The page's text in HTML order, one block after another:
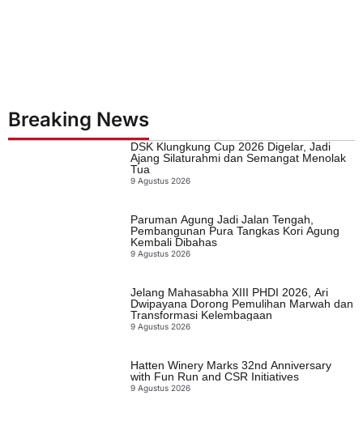
Breaking News
DSK Klungkung Cup 2026 Digelar, Jadi
Ajang Silaturahmi dan Semangat Menolak
Tua
9 Agustus 2026
Paruman Agung Jadi Jalan Tengah,
Pembangunan Pura Tangkas Kori Agung
Kembali Dibahas
9 Agustus 2026
Jelang Mahasabha XIII PHDI 2026, Ari
Dwipayana Dorong Pemulihan Marwah dan
Transformasi Kelembagaan
9 Agustus 2026
Hatten Winery Marks 32nd Anniversary
with Fun Run and CSR Initiatives
9 Agustus 2026